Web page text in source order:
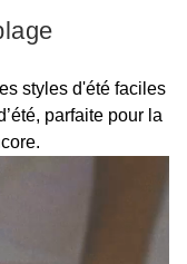
styles d'été faciles
parfaite pour la